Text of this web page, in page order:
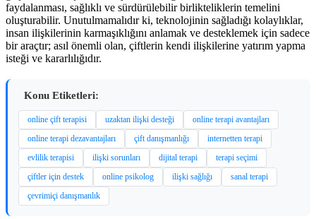
faydalanması, sağlıklı ve sürdürülebilir birlikteliklerin temelini
oluşturabilir. Unutulmamalıdır ki, teknolojinin sağladığı kolaylıklar,
insan ilişkilerinin karmaşıklığını anlamak ve desteklemek için sadece
bir araçtır; asıl önemli olan, çiftlerin kendi ilişkilerine yatırım yapma
isteği ve kararlılığıdır.
Konu Etiketleri:
online çift terapisi uzaktan ilişki desteği
online terapi avantajları
online terapi dezavantajları
çift danışmanlığı
internetten terapi
evlilik terapisi
ilişki sorunları dijital terapi
terapi seçimi
çiftler için destek
online psikolog ilişki sağlığı
sanal terapi
çevrimiçi danışmanlık